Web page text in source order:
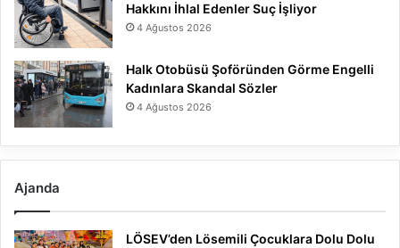
Hakkını İhlal Edenler Suç İşliyor
4 Ağustos 2026
Halk Otobüsü Şoföründen Görme Engelli
Kadınlara Skandal Sözler
4 Ağustos 2026
Ajanda
LÖSEV’den Lösemili Çocuklara Dolu Dolu